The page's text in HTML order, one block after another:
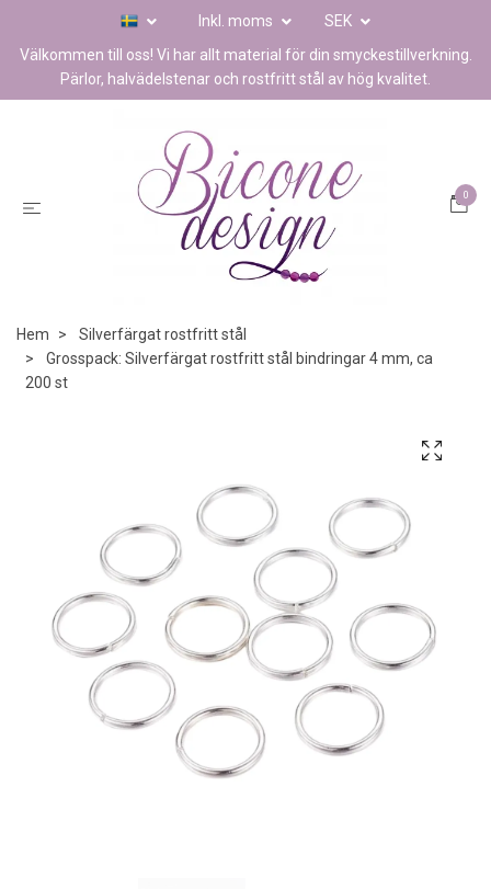
Inkl. moms
SEK
Välkommen till oss! Vi har allt material för din smyckestillverkning.
Pärlor, halvädelstenar och rostfritt stål av hög kvalitet.
0
Hem
Silverfärgat rostfritt stål
Grosspack: Silverfärgat rostfritt stål bindringar 4 mm, ca
200 st